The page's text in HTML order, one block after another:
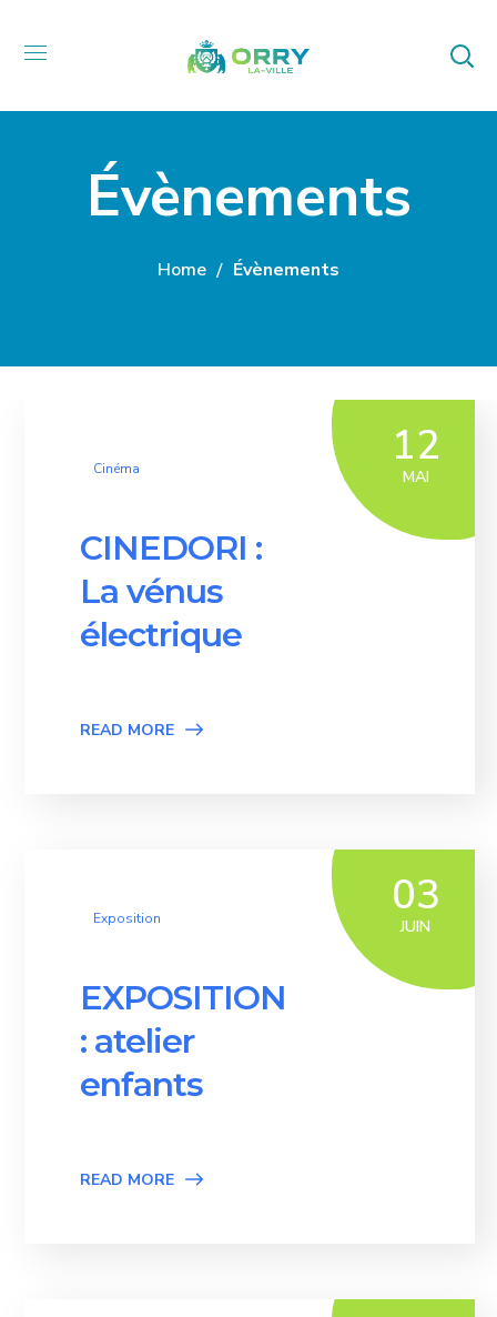
Évènements
Home Évènements
12
MAI
Cinéma
CINEDORI :
La vénus
électrique
READ MORE
03
JUIN
Exposition
EXPOSITION
: atelier
enfants
READ MORE